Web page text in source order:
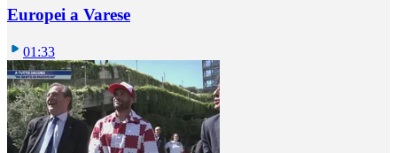
Europei a Varese
01:33